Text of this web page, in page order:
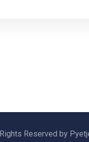
Reserved by